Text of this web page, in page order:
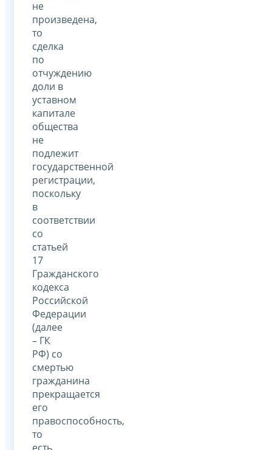
не
произведена,
то
сделка
по
отчуждению
доли в
уставном
капитале
общества
не
подлежит
государственной
регистрации,
поскольку
в
соответствии
со
статьей
17
Гражданского
кодекса
Российской
Федерации
(далее
– ГК
РФ) со
смертью
гражданина
прекращается
его
правоспособность,
то
есть